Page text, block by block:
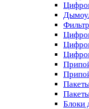
Блоки